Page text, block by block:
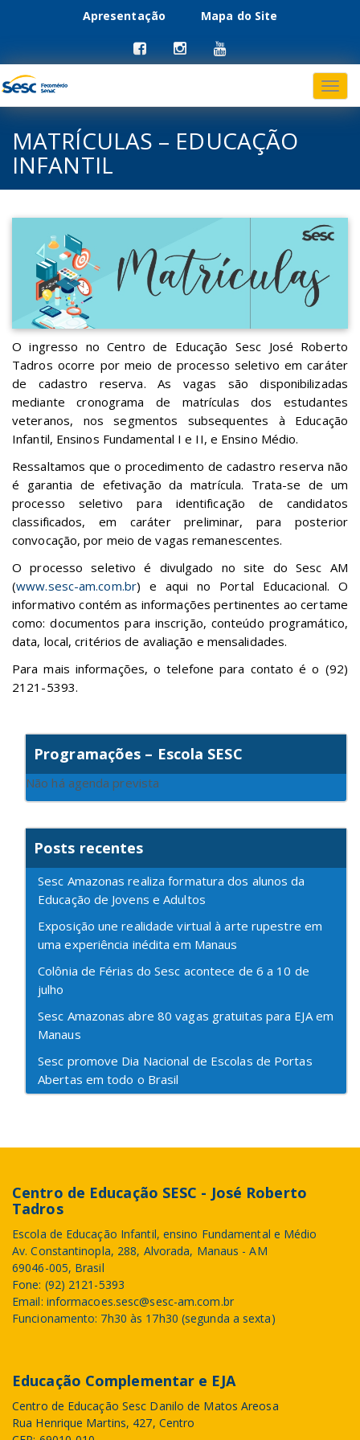
Apresentação Mapa do Site
Menu
primário
Pular
para
o
MATRÍCULAS – EDUCAÇÃO
INFANTIL
O ingresso no Centro de Educação Sesc José Roberto
Tadros ocorre por meio de processo seletivo em caráter
de cadastro reserva. As vagas são disponibilizadas
mediante cronograma de matrículas dos estudantes
veteranos, nos segmentos subsequentes à Educação
Infantil, Ensinos Fundamental I e II, e Ensino Médio.
Ressaltamos que o procedimento de cadastro reserva não
é garantia de efetivação da matrícula. Trata-se de um
processo seletivo para identificação de candidatos
classificados, em caráter preliminar, para posterior
convocação, por meio de vagas remanescentes.
O processo seletivo é divulgado no site do Sesc AM
(www.sesc-am.com.br) e aqui no Portal Educacional. O
informativo contém as informações pertinentes ao certame
como: documentos para inscrição, conteúdo programático,
data, local, critérios de avaliação e mensalidades.
Para mais informações, o telefone para contato é o (92)
2121-5393.
Programações – Escola SESC
Não há agenda prevista
Posts recentes
Sesc Amazonas realiza formatura dos alunos da
Educação de Jovens e Adultos
Exposição une realidade virtual à arte rupestre em
uma experiência inédita em Manaus
Colônia de Férias do Sesc acontece de 6 a 10 de
julho
Sesc Amazonas abre 80 vagas gratuitas para EJA em
Manaus
Sesc promove Dia Nacional de Escolas de Portas
Abertas em todo o Brasil
Centro de Educação SESC - José Roberto
Tadros
Escola de Educação Infantil, ensino Fundamental e Médio
Av. Constantinopla, 288, Alvorada, Manaus - AM
69046-005, Brasil
Fone: (92) 2121-5393
Email: informacoes.sesc@sesc-am.com.br
Funcionamento: 7h30 às 17h30 (segunda a sexta)
Educação Complementar e EJA
Centro de Educação Sesc Danilo de Matos Areosa
Rua Henrique Martins, 427, Centro